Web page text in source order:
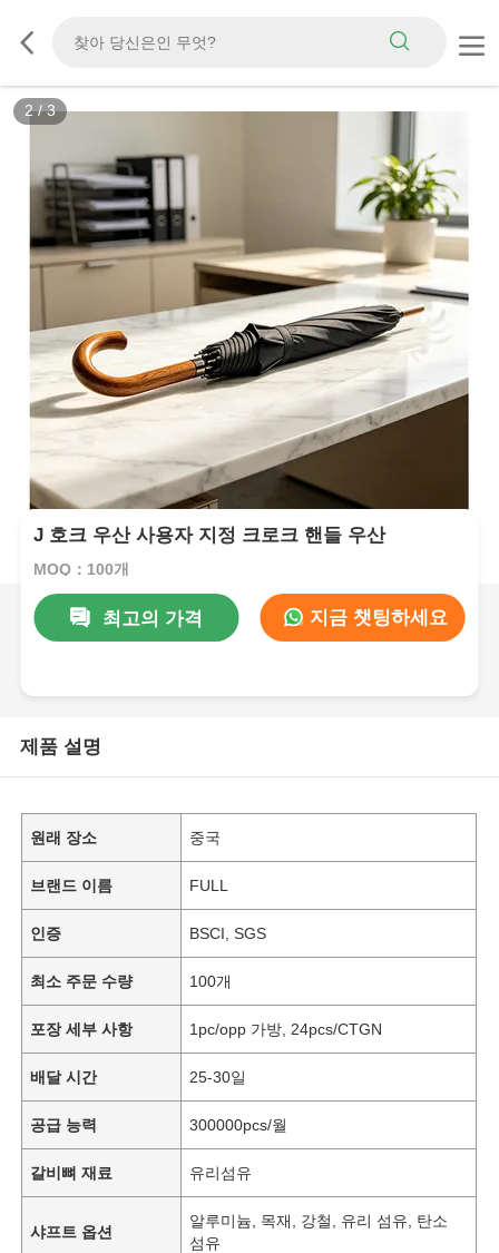
2/3
J 호크 우산 사용자 지정 크로크 핸들 우산
MOQ：100개
최고의 가격 지금 챗팅하세요
제품 설명
원래 장소 중국
브랜드 이름 FULL
인증 BSCI, SGS
최소 주문 수량 100개
포장 세부 사항 1pc/opp 가방, 24pcs/CTGN
배달 시간 25-30일
공급 능력 300000pcs/월
갈비뼈 재료 유리섬유
샤프트 옵션
알루미늄, 목재, 강철, 유리 섬유, 탄소
섬유